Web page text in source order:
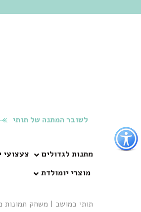
כפתור
לפתיחת
תפריט
נגישות
לשובר המתנה של תותי
מתנות לגדולים צעצועי
מוצרי יומולדת
תותי במושב | משחק תמונות